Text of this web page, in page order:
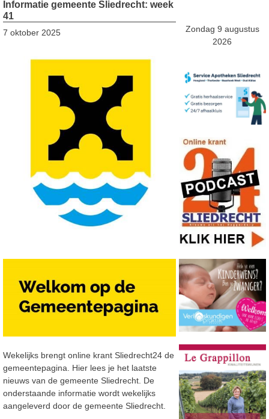
Informatie gemeente Sliedrecht: week
41
7 oktober 2025
Wekelijks brengt online krant Sliedrecht24 de
gemeentepagina. Hier lees je het laatste
nieuws van de gemeente Sliedrecht. De
onderstaande informatie wordt wekelijks
aangeleverd door de gemeente Sliedrecht.
Zondag 9 augustus
2026